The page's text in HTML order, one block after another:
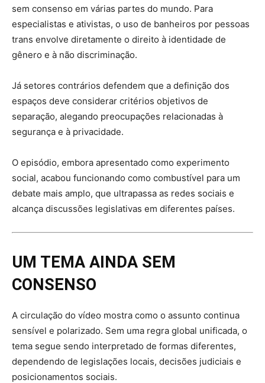
sem consenso em várias partes do mundo. Para
especialistas e ativistas, o uso de banheiros por pessoas
trans envolve diretamente o direito à identidade de
gênero e à não discriminação.
Já setores contrários defendem que a definição dos
espaços deve considerar critérios objetivos de
separação, alegando preocupações relacionadas à
segurança e à privacidade.
O episódio, embora apresentado como experimento
social, acabou funcionando como combustível para um
debate mais amplo, que ultrapassa as redes sociais e
alcança discussões legislativas em diferentes países.
UM TEMA AINDA SEM
CONSENSO
A circulação do vídeo mostra como o assunto continua
sensível e polarizado. Sem uma regra global unificada, o
tema segue sendo interpretado de formas diferentes,
dependendo de legislações locais, decisões judiciais e
posicionamentos sociais.